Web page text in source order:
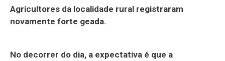
Agricultores da localidade rural registraram
novamente forte geada.
No decorrer do dia, a expectativa é que a